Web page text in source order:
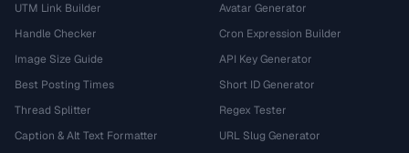
UTM Link Builder
Handle Checker
Image Size Guide
Best Posting Times
Thread Splitter
Caption & Alt Text Formatter
Avatar Generator
Cron Expression Builder
API Key Generator
Short ID Generator
Regex Tester
URL Slug Generator